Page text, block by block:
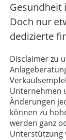
Gesundheit
Doch nur
dedizierte
Disclaimer zu
Unternehmen
Änderungen
können zu
werden ganz
Unterstützung